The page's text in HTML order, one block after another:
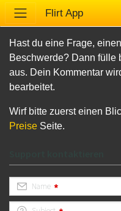
Flirt App
Hast du eine Frage,
Beschwerde? Dann fülle
aus. Dein Kommentar
bearbeitet.
Wirf bitte zuerst einen
Preise Seite.